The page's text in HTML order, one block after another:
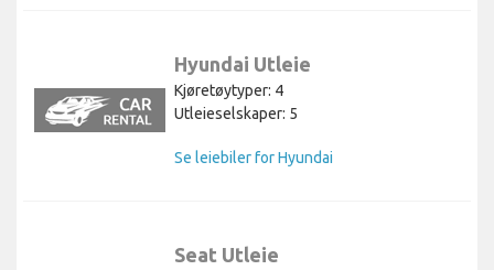
Hyundai Utleie
Kjøretøytyper: 4
Utleieselskaper: 5
Se leiebiler for Hyundai
Seat Utleie